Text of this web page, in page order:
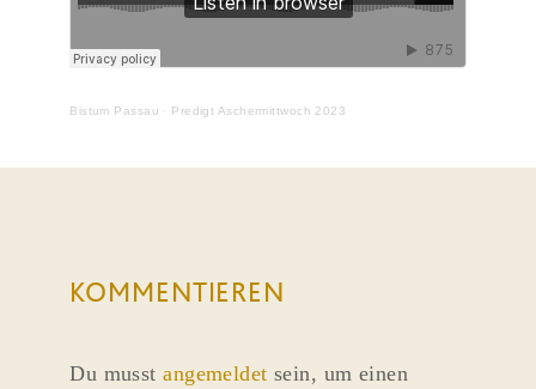
Bistum Passau · Predigt Aschermittwoch 2023
KOMMENTIEREN
Du musstangemeldet sein, um einen